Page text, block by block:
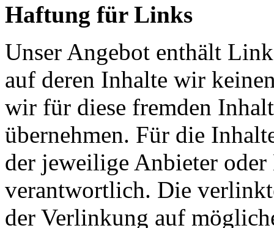
Haftung für Links
Unser Angebot enthält
auf deren Inhalte wir
wir für diese fremden
übernehmen. Für die
der jeweilige Anbieter oder
verantwortlich. Die
der Verlinkung auf